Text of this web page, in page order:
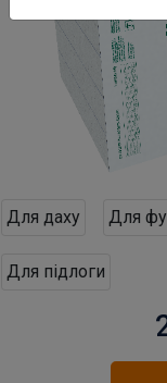
Для даху Для
Для підлоги